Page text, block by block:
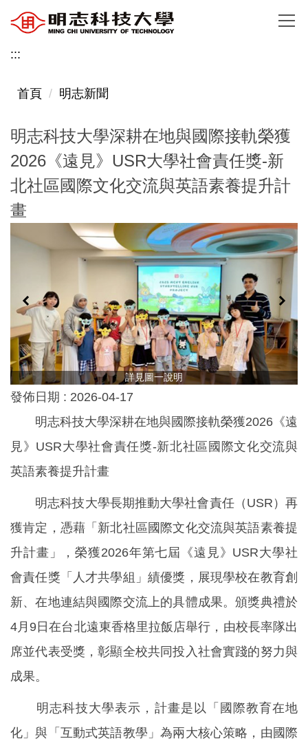
到
主
內
:::
首頁 明志新聞
明志科技大學深耕在地與國際接軌榮獲
2026《遠見》USR大學社會責任獎-新
北社區國際文化交流與英語素養提升計
畫
詳見圖一說明
發佈日期 : 2026-04-17
明志科技大學深耕在地與國際接軌榮獲2026《遠
見》USR大學社會責任獎-新北社區國際文化交流與
英語素養提升計畫
明志科技大學長期推動大學社會責任（USR）再
獲肯定，憑藉「新北社區國際文化交流與英語素養提
升計畫」，榮獲2026年第七屆《遠見》USR大學社
會責任獎「人才共學組」績優獎，展現學校在教育創
新、在地連結與國際交流上的具體成果。頒獎典禮於
4月9日在台北遠東香格里拉飯店舉行，由校長率隊出
席並代表受獎，彰顯全校共同投入社會實踐的努力與
成果。
明志科技大學表示，計畫是以「國際教育在地
化」與「互動式英語教學」為兩大核心策略，由國際